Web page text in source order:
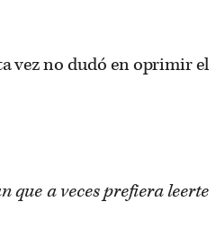
vez no dudó en oprimir el
que a veces prefiera leerte